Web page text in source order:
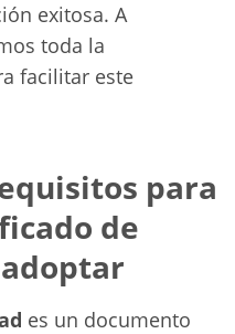
exitosa. A
toda la
facilitar este
para
de
es un documento